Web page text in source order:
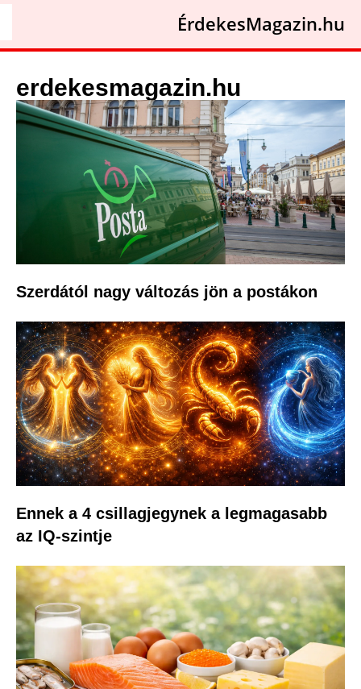
ÉrdekesMagazin.hu
erdekesmagazin.hu
Szerdától nagy változás jön a postákon
Ennek a 4 csillagjegynek a legmagasabb
az IQ-szintje